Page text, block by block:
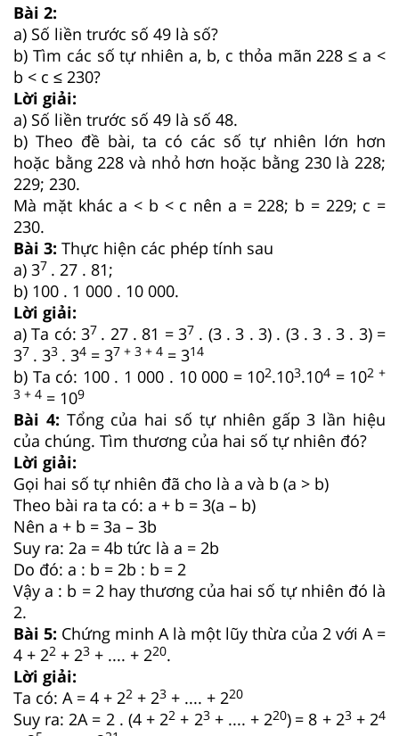
Bài 2:
a) Số liền trước số 49 là số?
b) Tìm các số tự nhiên a, b, c thỏa mãn 228 ≤ a <
b < c ≤ 230?
Lời giải:
a) Số liền trước số 49 là số 48.
b) Theo đề bài, ta có các số tự nhiên lớn hơn
hoặc bằng 228 và nhỏ hơn hoặc bằng 230 là 228;
229; 230.
Mà mặt khác a < b < c nên a = 228; b = 229; c =
230.
Bài 3: Thực hiện các phép tính sau
a) 37 . 27 . 81;
b) 100 . 1 000 . 10 000.
Lời giải:
a) Ta có: 37 . 27 . 81 = 37 . (3 . 3 . 3) . (3 . 3 . 3 . 3) =
37 . 33 . 34 = 37 + 3 + 4 = 314
b) Ta có: 100 . 1 000 . 10 000 = 102.103.104 = 102 +
3 + 4 = 109
Bài 4: Tổng của hai số tự nhiên gấp 3 lần hiệu
của chúng. Tìm thương của hai số tự nhiên đó?
Lời giải:
Gọi hai số tự nhiên đã cho là a và b (a > b)
Theo bài ra ta có: a + b = 3(a – b)
Nên a + b = 3a – 3b
Suy ra: 2a = 4b tức là a = 2b
Do đó: a : b = 2b : b = 2
Vậy a : b = 2 hay thương của hai số tự nhiên đó là
2.
Bài 5: Chứng minh A là một lũy thừa của 2 với A =
4 + 22 + 23 + .... + 220.
Lời giải:
Ta có: A = 4 + 22 + 23 + .... + 220
Suy ra: 2A = 2 . (4 + 22 + 23+ .... + 220) = 8 + 23+ 24